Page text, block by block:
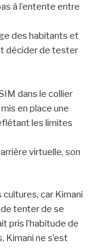
à l’entente entre
des habitants et
décider de tester
dans le collier
en place une
les limites
virtuelle, son
car Kimani
tenter de se
pris l’habitude de
ne s’est